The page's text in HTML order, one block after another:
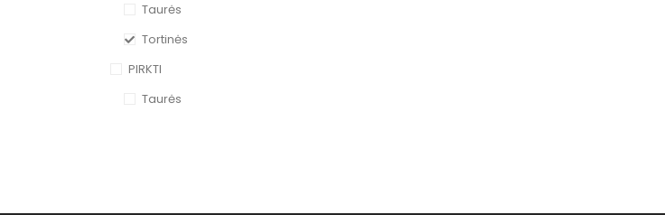
Taurės
Tortinės
PIRKTI
Taurės